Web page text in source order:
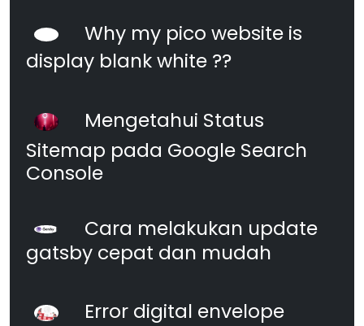
Why my pico website is
display blank white ??
Mengetahui Status
Sitemap pada Google Search
Console
Cara melakukan update
gatsby cepat dan mudah
Error digital envelope